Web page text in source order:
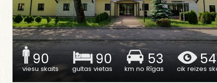
90
viesu skaits
90
gultas vietas
53
km no Rīgas cik reizes